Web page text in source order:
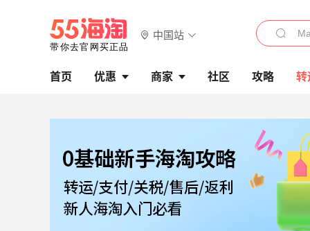
中国站
首页 优惠 商家 社区 攻略 转